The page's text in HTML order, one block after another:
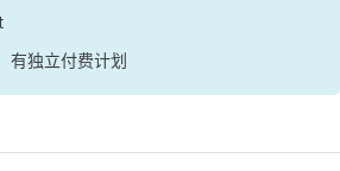
有独立付费计划